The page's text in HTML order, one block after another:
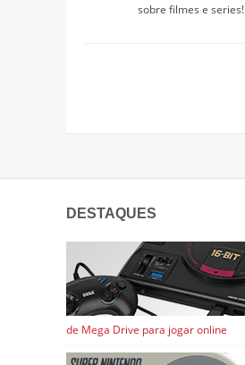
sobre filmes e series!
DESTAQUES
de Mega Drive para jogar online